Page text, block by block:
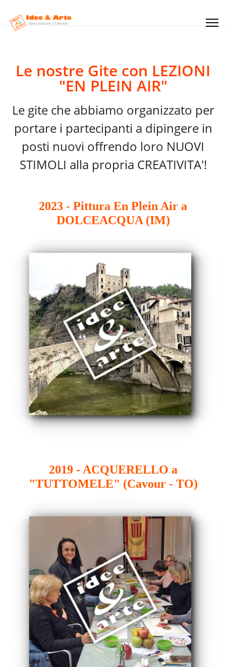
Le nostre Gite con LEZIONI
"EN PLEIN AIR"
Le gite che abbiamo organizzato per
portare i partecipanti a dipingere in
posti nuovi offrendo loro NUOVI
STIMOLI alla propria CREATIVITA'!
2023 - Pittura En Plein Air a
DOLCEACQUA (IM)
2019 - ACQUERELLO a
"TUTTOMELE" (Cavour - TO)